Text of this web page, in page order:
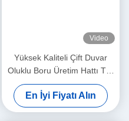
Video
Yüksek Kaliteli Çift Duvar
Oluklu Boru Üretim Hattı Tek
Duvar Oluklu Boru
Ekstrüzyon Makinesi PP
HDPE Vida Yapımı
En İyi Fiyatı Alın